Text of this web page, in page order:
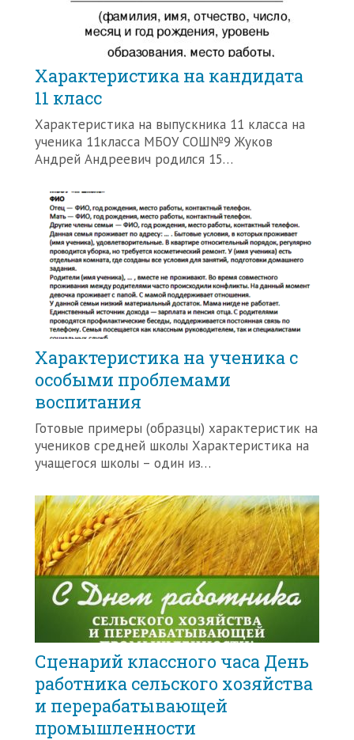
Характеристика на кандидата
11 класс
Характеристика на выпускника 11 класса на
ученика 11класса МБОУ СОШ№9 Жуков
Андрей Андреевич родился 15…
Характеристика на ученика с
особыми проблемами
воспитания
Готовые примеры (образцы) характеристик на
учеников средней школы Характеристика на
учащегося школы – один из…
Сценарий классного часа День
работника сельского хозяйства
и перерабатывающей
промышленности